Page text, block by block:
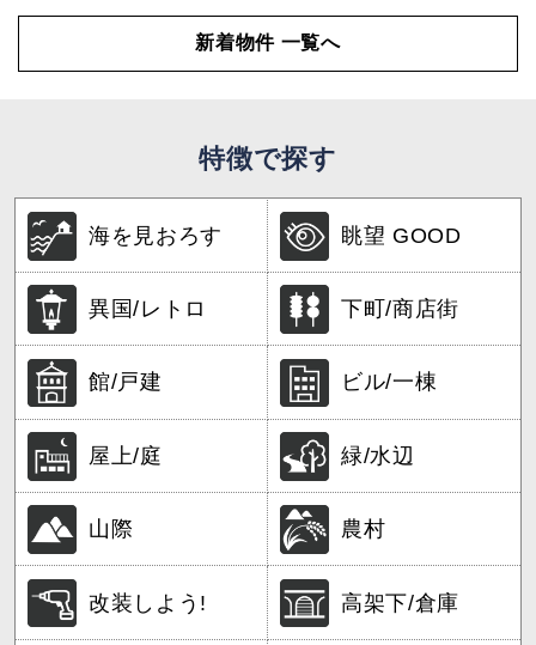
新着物件 一覧へ
特徴で探す
海を見おろす 眺望 GOOD
異国/レトロ 下町/商店街
館/戸建 ビル/一棟
屋上/庭 緑/水辺
山際 農村
改装しよう! 高架下/倉庫